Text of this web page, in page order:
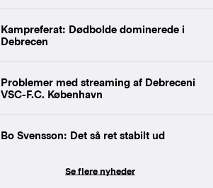
Kampreferat: Dødbolde dominerede i
Debrecen
Problemer med streaming af Debreceni
VSC-F.C. København
Bo Svensson: Det så ret stabilt ud
Se flere nyheder